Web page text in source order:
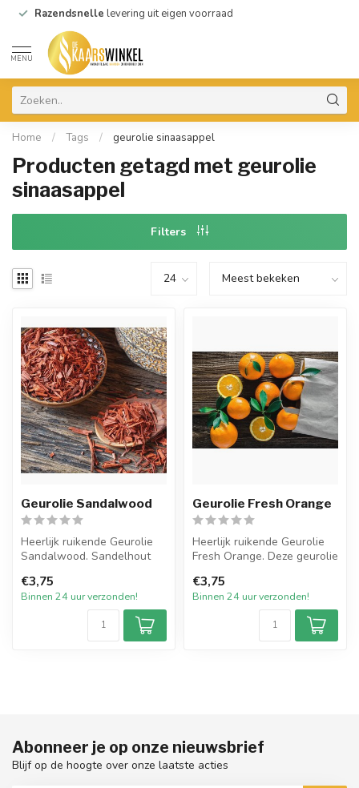
Razendsnelle levering uit eigen voorraad
MENU
Home / Tags / geurolie sinaasappel
Producten getagd met geurolie
sinaasappel
Filters
Geurolie Sandalwood
Heerlijk ruikende Geurolie
Sandalwood. Sandelhout
de...
€3,75
Binnen 24 uur verzonden!
Geurolie Fresh Orange
Heerlijk ruikende Geurolie
Fresh Orange. Deze geurolie
€3,75
Binnen 24 uur verzonden!
Abonneer je op onze nieuwsbrief
Blijf op de hoogte over onze laatste acties